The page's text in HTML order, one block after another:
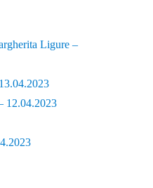
Ligure –
12.04.2023